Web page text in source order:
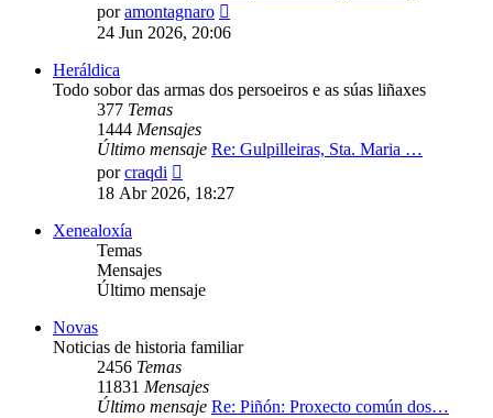
poramontagnaro
último
24 Jun 2026, 20:06
Heráldica
Todo sobor das armas dos persoeiros e as súas liñaxes
377 Temas
1444 Mensajes
Último mensaje Re: Gulpilleiras, Sta. Maria …
porcraqdi
último
18 Abr 2026, 18:27
Xenealoxía
Temas
Mensajes
Último mensaje
Novas
Noticias de historia familiar
2456 Temas
11831 Mensajes
Último mensaje Re: Piñón: Proxecto común dos…